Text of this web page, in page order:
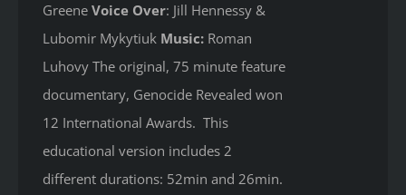
GreeneVoice Over: Jill Hennessy &
Lubomir Mykytiuk Music: Roman
Luhovy The original, 75 minute feature
documentary, Genocide Revealed won
12 International Awards. This
educational version includes 2
different durations: 52min and 26min.